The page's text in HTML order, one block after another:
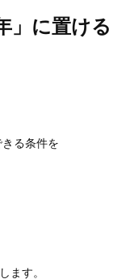
」に置ける
る条件を
ます。